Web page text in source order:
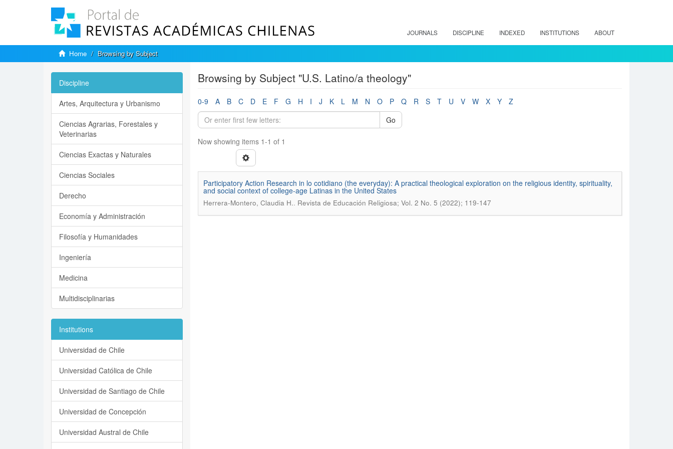
JOURNALS DISCIPLINE INDEXED INSTITUTIONS ABOUT
Home Browsing by Subject
Browsing by Subject "U.S. Latino/a theology"
0-9 A B C D E F G H I J K L M N O P Q R S T U V W X Y
Z
Go
Now showing items 1-1 of 1
Participatory Action Research in lo cotidiano (the everyday): A practical theological exploration on the religious identity, spirituality,
and social context of college-age Latinas in the United States
Herrera-Montero, Claudia H.. Revista de Educación Religiosa; Vol. 2 No. 5 (2022); 119-147
Discipline
Artes, Arquitectura y Urbanismo
Ciencias Agrarias, Forestales y
Veterinarias
Ciencias Exactas y Naturales
Ciencias Sociales
Derecho
Economía y Administración
Filosofía y Humanidades
Ingeniería
Medicina
Multidisciplinarias
Institutions
Universidad de Chile
Universidad Católica de Chile
Universidad de Santiago de Chile
Universidad de Concepción
Universidad Austral de Chile